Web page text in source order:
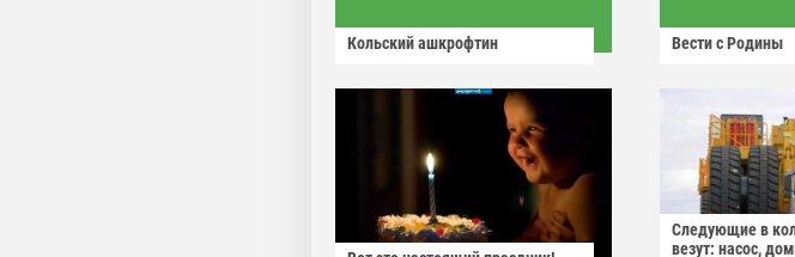
Кольский ашкрофтин Вести с Родины
Следующие в
везут: насос,